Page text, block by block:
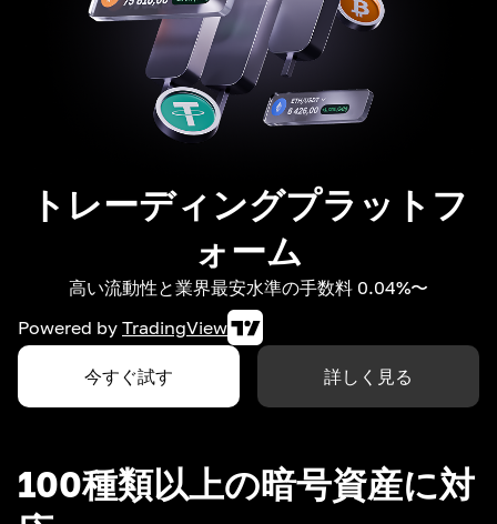
トレーディングプラットフ
ォーム
高い流動性と業界最安水準の手数料 0.04%〜
Powered by TradingView
今すぐ試す 詳しく見る
100種類以上の暗号資産に対